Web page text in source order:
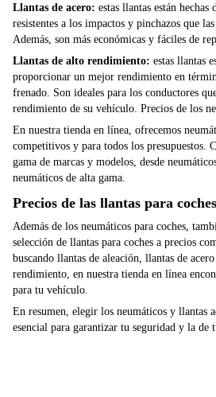
Llantas de acero: estas llantas están hechas
resistentes a los impactos y pinchazos que
Además, son más económicas y fáciles de
Llantas de alto rendimiento: estas llantas
proporcionar un mejor rendimiento en
frenado. Son ideales para los conductores
rendimiento de su vehículo. Precios de los
En nuestra tienda en línea, ofrecemos
competitivos y para todos los presupuestos.
gama de marcas y modelos, desde
neumáticos de alta gama.
Precios de las llantas para coches
Además de los neumáticos para coches,
selección de llantas para coches a precios
buscando llantas de aleación, llantas de
rendimiento, en nuestra tienda en línea
para tu vehículo.
En resumen, elegir los neumáticos y llantas
esencial para garantizar tu seguridad y la de